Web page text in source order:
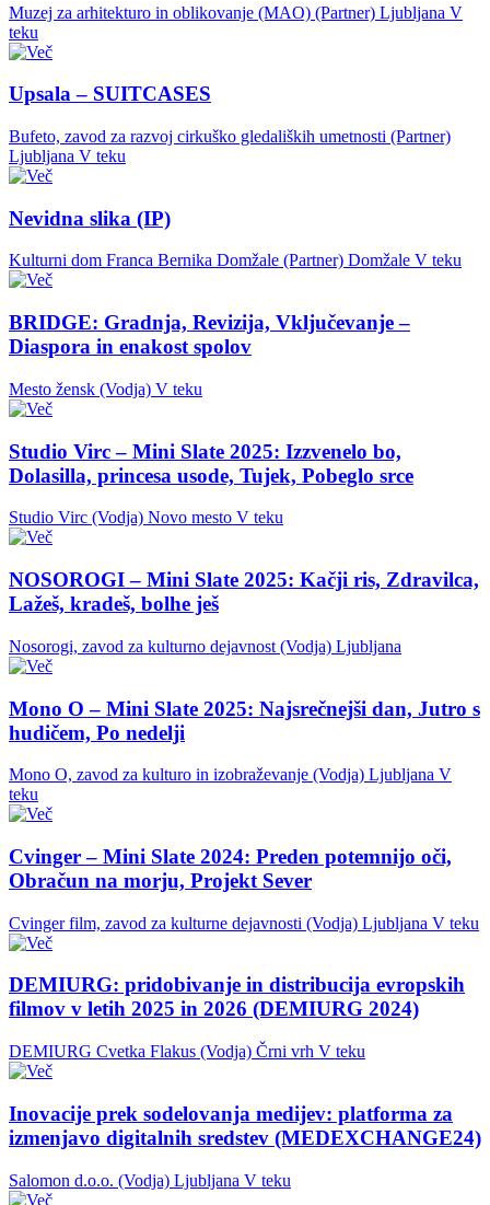
Muzej za arhitekturo in oblikovanje (MAO) (Partner) Ljubljana V
teku
Upsala – SUITCASES
Bufeto, zavod za razvoj cirkuško gledaliških umetnosti (Partner)
Ljubljana V teku
Nevidna slika (IP)
Kulturni dom Franca Bernika Domžale (Partner) Domžale V teku
BRIDGE: Gradnja, Revizija, Vključevanje –
Diaspora in enakost spolov
Mesto žensk (Vodja) V teku
Studio Virc – Mini Slate 2025: Izzvenelo bo,
Dolasilla, princesa usode, Tujek, Pobeglo srce
Studio Virc (Vodja) Novo mesto V teku
NOSOROGI – Mini Slate 2025: Kačji ris, Zdravilca,
Lažeš, kradeš, bolhe ješ
Nosorogi, zavod za kulturno dejavnost (Vodja) Ljubljana
Mono O – Mini Slate 2025: Najsrečnejši dan, Jutro s
hudičem, Po nedelji
Mono O, zavod za kulturo in izobraževanje (Vodja) Ljubljana V
teku
Cvinger – Mini Slate 2024: Preden potemnijo oči,
Obračun na morju, Projekt Sever
Cvinger film, zavod za kulturne dejavnosti (Vodja) Ljubljana V teku
DEMIURG: pridobivanje in distribucija evropskih
filmov v letih 2025 in 2026 (DEMIURG 2024)
DEMIURG Cvetka Flakus (Vodja) Črni vrh V teku
Inovacije prek sodelovanja medijev: platforma za
izmenjavo digitalnih sredstev (MEDEXCHANGE24)
Salomon d.o.o. (Vodja) Ljubljana V teku